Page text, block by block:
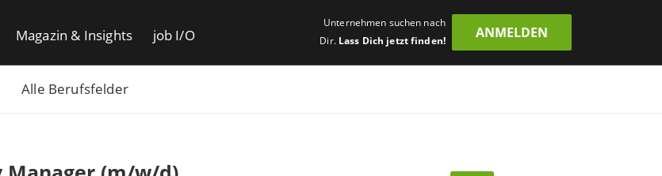
Alle Berufsfelder
Magazin & Insights job I/O
Unternehmen suchen nach
Dir. Lass Dich jetzt finden!
ANMELDEN